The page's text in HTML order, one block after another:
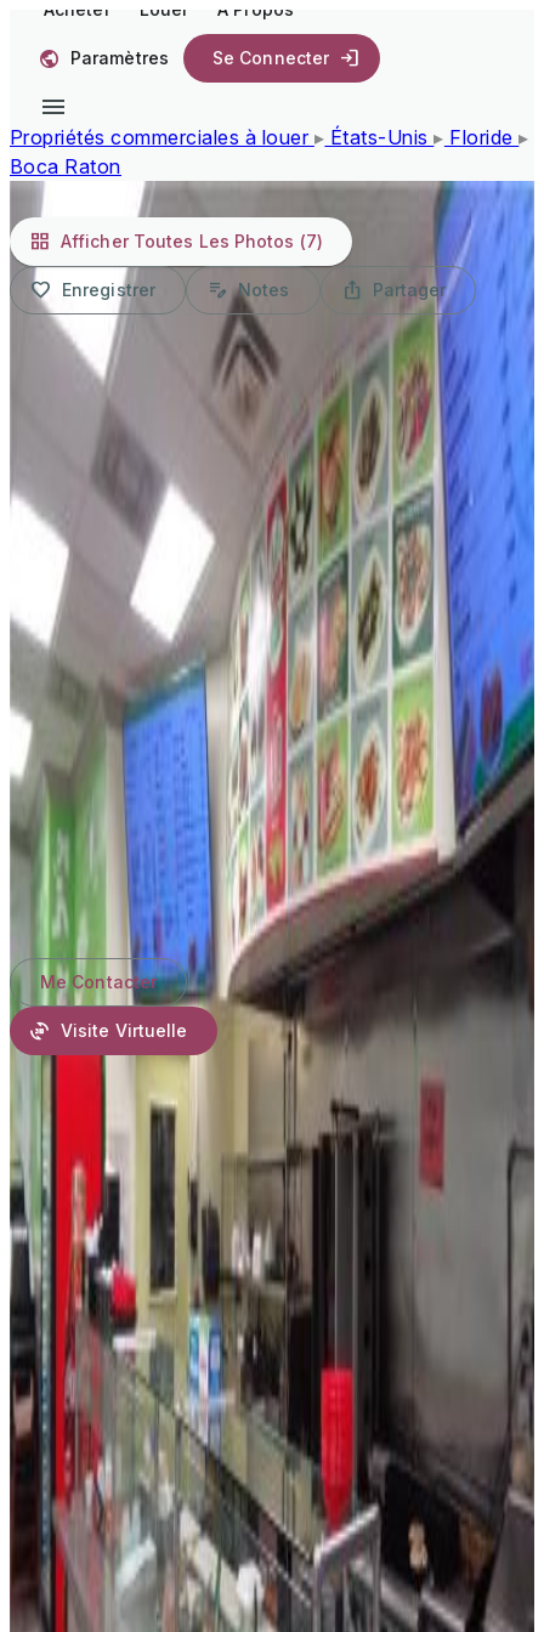
Acheter Louer À Propos
Paramètres Se Connecter
Propriétés commerciales à louer ▸ États-Unis▸ Floride▸
Boca Raton
1/7
Afficher Toutes Les Photos (7)
Enregistrer Notes Partager
650 000 $ US USD
Propriétés commerciales à
louer, 7158 N Beracasa way,
Boca Raton, Floride 33433,
États-Unis
F10372291
Annonce par G & E Realty Group, Inc
La propriété suivante,Propriété commerciale, située à
7158 N Beracasa way, Boca Raton, Floride 33433,
États-Unis est présentement à louée.7158 N Beracasa
way, Boca Raton, Floride 33433, États-Unis affiche un
prix de650 000 $ US.
Date mise à jour
: 8 juill. 2025
Shelia Gasson
Compass Florida, LLC
Me Contacter
Visite Virtuelle
Caractéristiques de la propriété
Construction
Année de construction: 2017
Construction:
Construction Stuc Et Blocs De Béton
Chauffage et climatisation
Système de chauffage: Central Électrique
Description
Great opportunity to parches a great restaurant a
money maker well establish and repeat customary
generating great income in the best location in boca
Emplacement
7158 N Beracasa way, Boca Raton, Floride 33433,